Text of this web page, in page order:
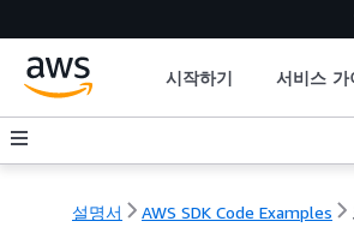
시작하기 서비스 가
설명서 AWS SDK Code Examples